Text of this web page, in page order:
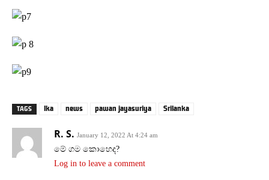
TAGS lka news pawan jayasuriya Srilanka
R. S. January 12, 2022 At 4:24 am
මේ ගම කොහෙද?
Log in to leave a comment